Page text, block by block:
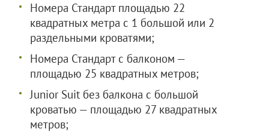
Номера Стандарт площадью 22
квадратных метра с 1 большой или 2
раздельными кроватями;
Номера Стандарт с балконом —
площадью 25 квадратных метров;
Junior Suit без балкона с большой
кроватью — площадью 27 квадратных
метров;